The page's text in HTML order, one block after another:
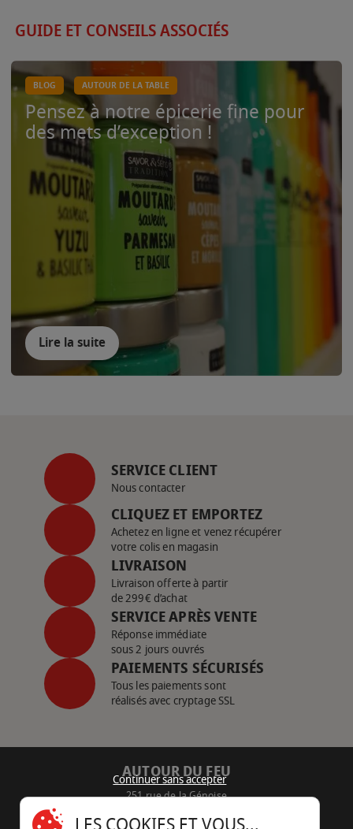
GUIDE ET CONSEILS ASSOCIÉS
BLOG AUTOUR DE LA TABLE
Pensez à notre épicerie fine pour
des mets d’exception !
Lire la suite
SERVICE CLIENT
Nous contacter
CLIQUEZ ET EMPORTEZ
Achetez en ligne et venez récupérer
votre colis en magasin
LIVRAISON
Livraison offerte à partir
de 299€ d’achat
SERVICE APRÈS VENTE
Réponse immédiate
sous 2 jours ouvrés
PAIEMENTS SÉCURISÉS
Tous les paiements sont
réalisés avec cryptage SSL
AUTOUR DU FEU
251 rue de la Génoise
Continuer sans accepter